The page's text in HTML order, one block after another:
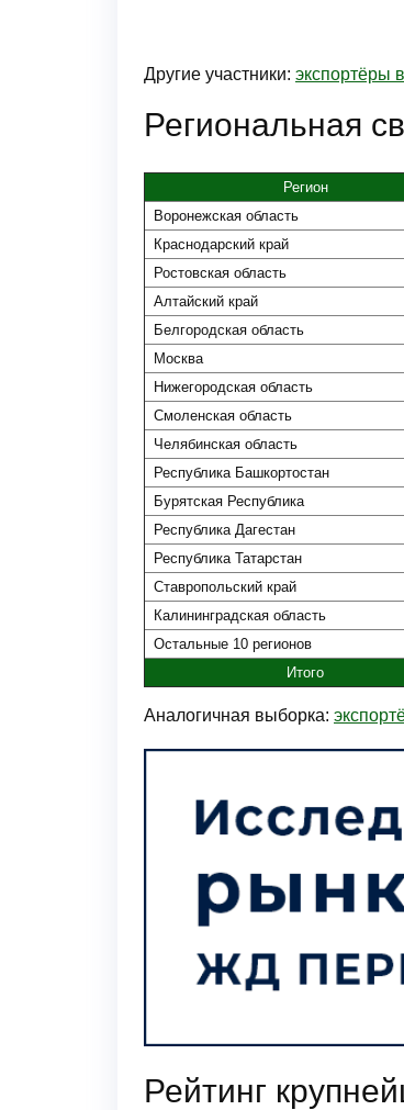
Другие участники: экспортёры
Региональная
Регион
Воронежская область
Краснодарский край
Ростовская область
Алтайский край
Белгородская область
Москва
Нижегородская область
Смоленская область
Челябинская область
Республика Башкортостан
Бурятская Республика
Республика Дагестан
Республика Татарстан
Ставропольский край
Калининградская область
Остальные 10 регионов
Итого
Аналогичная выборка:
Рейтинг